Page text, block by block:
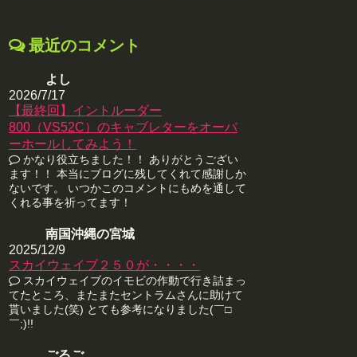
最近のコメント
よし
2026/7/17
【最終回】イントルーダー
800（VS52C）のキャブレターをオーバ
ーホールしてみよう！
かなり役立ちました！！ ありがとうござい
ます！！ 本当にブログに残してくれて感謝しか
ないです。 いつかこのコメントにもめを通して
くれる事を祈ってます！
南国沖縄の宮城
2025/12/9
スカイウェイブ２５０が・・・・
スカイウェイブのイモビの作動で行き詰まっ
てたところ、またまたセントラムさんに助けて
貰いました(笑) とても参考になりました(￣□
￣;)!!